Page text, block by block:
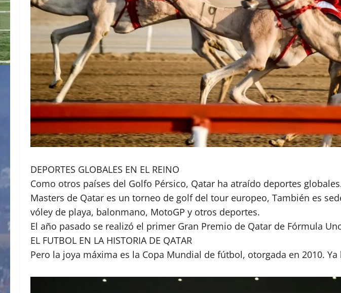
DEPORTES GLOBALES EN EL REINO
Como otros países del Golfo Pérsico, Qatar ha atraído deportes
Masters de Qatar es un torneo de golf del tour europeo, También es
vóley de playa, balonmano, MotoGP y otros deportes.
El año pasado se realizó el primer Gran Premio de Qatar de Fórmula
EL FUTBOL EN LA HISTORIA DE QATAR
Pero la joya máxima es la Copa Mundial de fútbol, otorgada en 2010.